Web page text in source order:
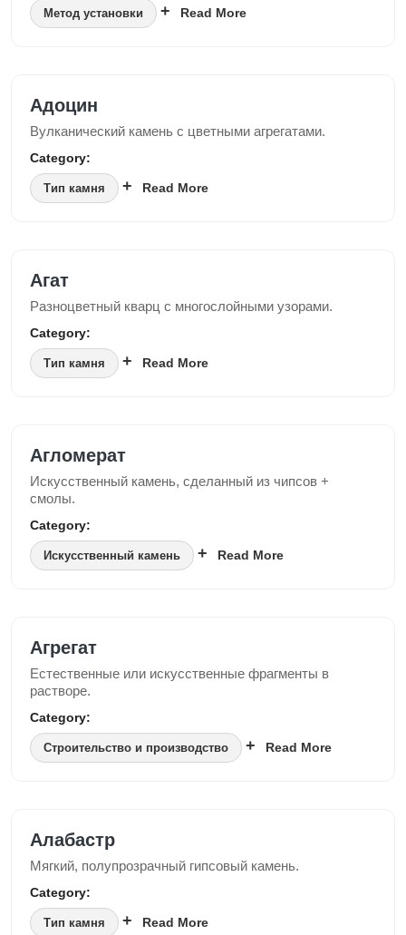
Метод установки Read More
Адоцин
Вулканический камень с цветными агрегатами.
Category:
Тип камня Read More
Агат
Разноцветный кварц с многослойными узорами.
Category:
Тип камня Read More
Агломерат
Искусственный камень, сделанный из чипсов +
смолы.
Category:
Искусственный камень Read More
Агрегат
Естественные или искусственные фрагменты в
растворе.
Category:
Строительство и производство Read More
Алабастр
Мягкий, полупрозрачный гипсовый камень.
Category:
Тип камня Read More